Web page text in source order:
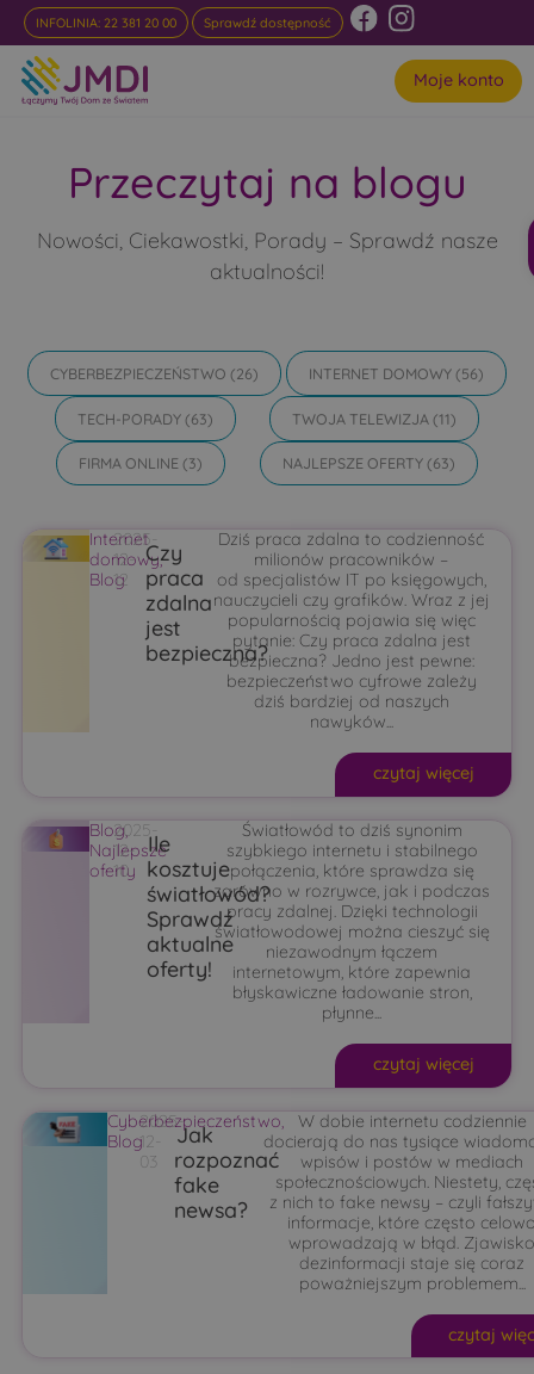
INFOLINIA: 22 381 20 00 Sprawdź dostępność
Moje konto
Przeczytaj na blogu
Nowości, Ciekawostki, Porady – Sprawdź nasze
aktualności!
CYBERBEZPIECZEŃSTWO (26) INTERNET DOMOWY(56)
TECH-PORADY(63) TWOJA TELEWIZJA(11)
FIRMA ONLINE(3) NAJLEPSZE OFERTY(63)
Internet
domowy,
Blog
2025-
12-
12
Czy
praca
zdalna
jest
bezpieczna?
Dziś praca zdalna to codzienność
milionów pracowników –
od specjalistów IT po księgowych,
nauczycieli czy grafików. Wraz z jej
popularnością pojawia się więc
pytanie: Czy praca zdalna jest
bezpieczna? Jedno jest pewne:
bezpieczeństwo cyfrowe zależy
dziś bardziej od naszych
nawyków...
czytaj więcej
Blog,
Najlepsze
oferty
2025-
12-
10
Ile
kosztuje
światłowód?
Sprawdź
aktualne
oferty!
Światłowód to dziś synonim
szybkiego internetu i stabilnego
połączenia, które sprawdza się
zarówno w rozrywce, jak i podczas
pracy zdalnej. Dzięki technologii
światłowodowej można cieszyć się
niezawodnym łączem
internetowym, które zapewnia
błyskawiczne ładowanie stron,
płynne...
czytaj więcej
Cyberbezpieczeństwo
Blog
2025-
12-
03
Jak
rozpoznać
fake
newsa?
W dobie internetu codziennie
docierają do nas tysiące
wpisów i postów w mediach
społecznościowych. Niestety,
z nich to fake newsy – czyli
informacje, które często
wprowadzają w błąd.
dezinformacji staje się coraz
poważniejszym problemem...
czytaj